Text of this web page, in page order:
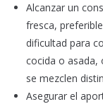
Alcanzar un
fresca,
dificultad para
cocida o asada,
se mezclen
Asegurar el